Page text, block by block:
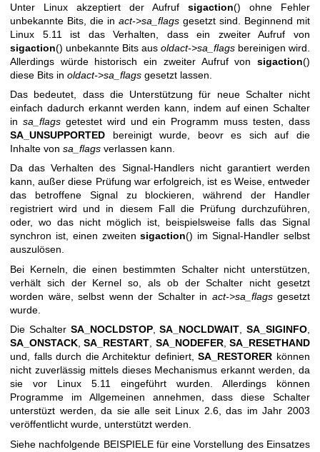
Unter Linux akzeptiert der Aufruf sigaction() ohne Fehler
unbekannte Bits, die in act->sa_flags gesetzt sind. Beginnend mit
Linux 5.11 ist das Verhalten, dass ein zweiter Aufruf von
sigaction() unbekannte Bits aus oldact->sa_flags bereinigen wird.
Allerdings würde historisch ein zweiter Aufruf von sigaction()
diese Bits in oldact->sa_flags gesetzt lassen.
Das bedeutet, dass die Unterstützung für neue Schalter nicht
einfach dadurch erkannt werden kann, indem auf einen Schalter
in sa_flagsgetestet wird und ein Programm muss testen, dass
SA_UNSUPPORTED bereinigt wurde, beovr es sich auf die
Inhalte von sa_flags verlassen kann.
Da das Verhalten des Signal-Handlers nicht garantiert werden
kann, außer diese Prüfung war erfolgreich, ist es Weise, entweder
das betroffene Signal zu blockieren, während der Handler
registriert wird und in diesem Fall die Prüfung durchzuführen,
oder, wo das nicht möglich ist, beispielsweise falls das Signal
synchron ist, einen zweitensigaction() im Signal-Handler selbst
auszulösen.
Bei Kerneln, die einen bestimmten Schalter nicht unterstützen,
verhält sich der Kernel so, als ob der Schalter nicht gesetzt
worden wäre, selbst wenn der Schalter in act->sa_flagsgesetzt
wurde.
Die Schalter SA_NOCLDSTOP,SA_NOCLDWAIT, SA_SIGINFO,
SA_ONSTACK,SA_RESTART, SA_NODEFER,SA_RESETHAND
und, falls durch die Architektur definiert,SA_RESTORER können
nicht zuverlässig mittels dieses Mechanismus erkannt werden, da
sie vor Linux 5.11 eingeführt wurden. Allerdings können
Programme im Allgemeinen annehmen, dass diese Schalter
unterstüzt werden, da sie alle seit Linux 2.6, das im Jahr 2003
veröffentlicht wurde, unterstützt werden.
Siehe nachfolgende BEISPIELE für eine Vorstellung des Einsatzes